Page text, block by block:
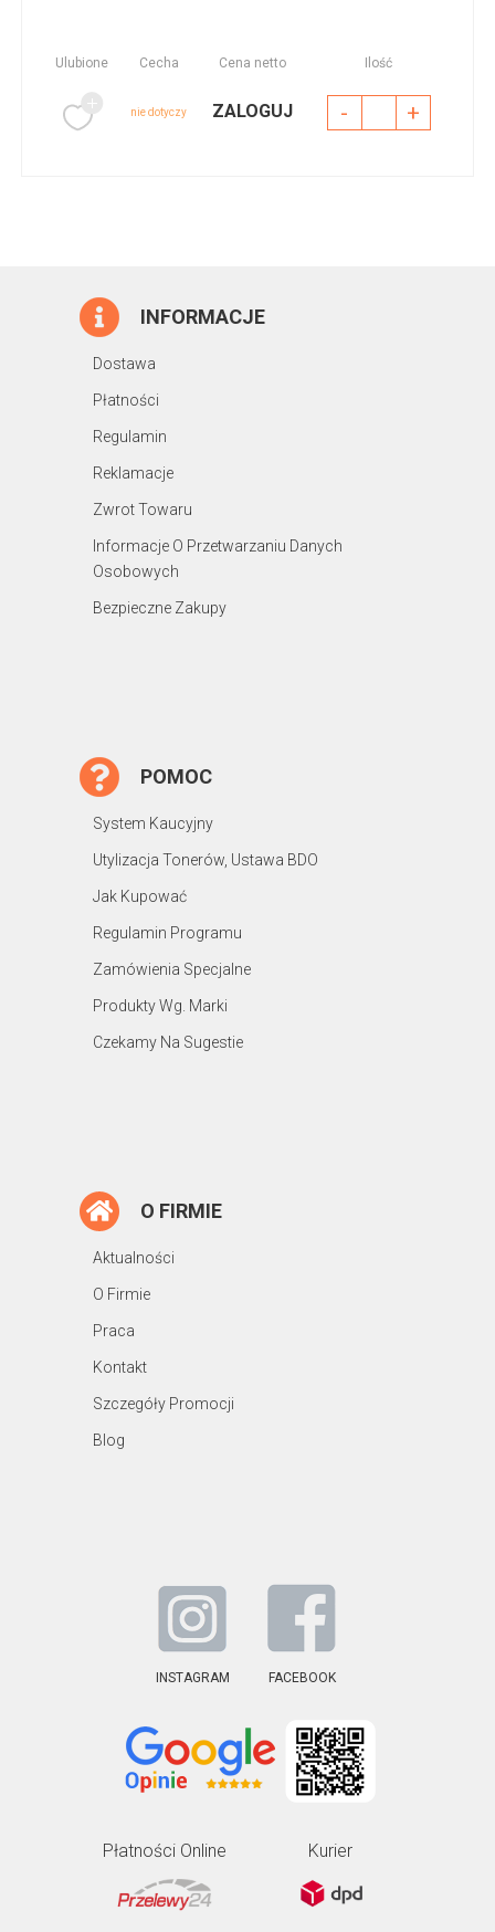
Ulubione Cecha Cena netto Ilość
nie dotyczy ZALOGUJ - +
INFORMACJE
Dostawa
Płatności
Regulamin
Reklamacje
Zwrot Towaru
Informacje O Przetwarzaniu Danych
Osobowych
Bezpieczne Zakupy
POMOC
System Kaucyjny
Utylizacja Tonerów, Ustawa BDO
Jak Kupować
Regulamin Programu
Zamówienia Specjalne
Produkty Wg. Marki
Czekamy Na Sugestie
O FIRMIE
Aktualności
O Firmie
Praca
Kontakt
Szczegóły Promocji
Blog
INSTAGRAM FACEBOOK
Płatności Online Kurier